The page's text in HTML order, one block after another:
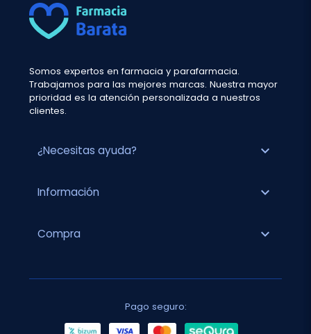
Somos expertos en farmacia y parafarmacia.
Trabajamos para las mejores marcas. Nuestra mayor
prioridad es la atención personalizada a nuestros
clientes.
¿Necesitas ayuda? expand_more
Información expand_more
Compra expand_more
Pago seguro: